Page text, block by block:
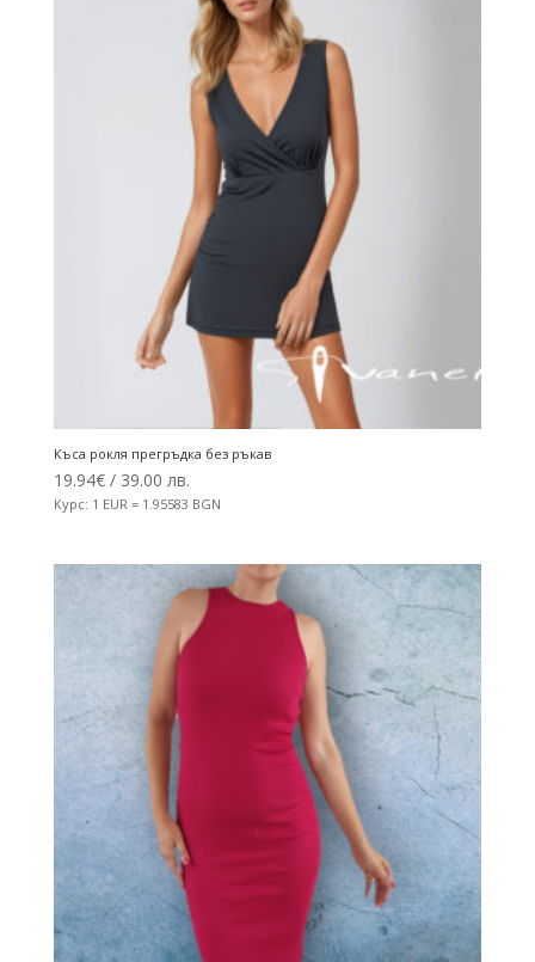
Къса рокля прегръдка без ръкав
19.94€/ 39.00 лв.
Курс: 1 EUR = 1.95583 BGN